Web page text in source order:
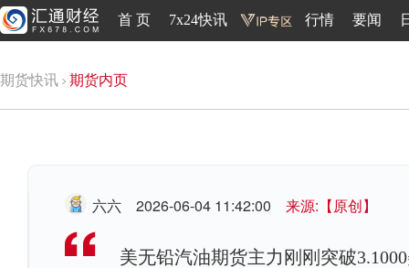
首 页 7x24快讯 行情 要闻
期货快讯 期货内页
六六 2026-06-04 11:42:00 来源:【原创】
美无铅汽油期货主力刚刚突破